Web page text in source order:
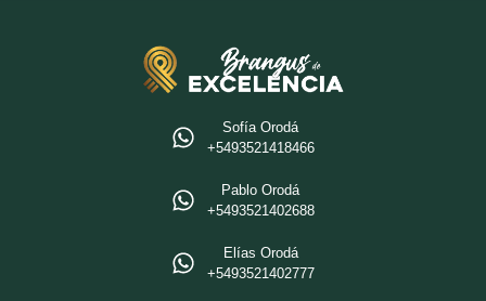
Sofía Orodá
+5493521418466‬
Pablo Orodá
‪+5493521402688‬
Elías Orodá
‪+5493521402777